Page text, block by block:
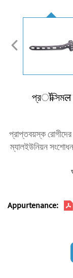
প্রॉক্সিমल
প্রাপ্তবয়স্ক রোগীদের
ম্যালইউনিয়ন
Appurtenance: